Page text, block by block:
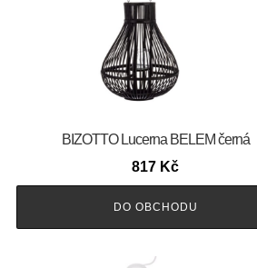
BIZOTTO Lucerna BELEM černá
817 Kč
DO OBCHODU